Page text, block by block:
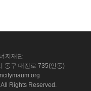
지재단
동구 대전로 735(인동)
Rights Reserved.